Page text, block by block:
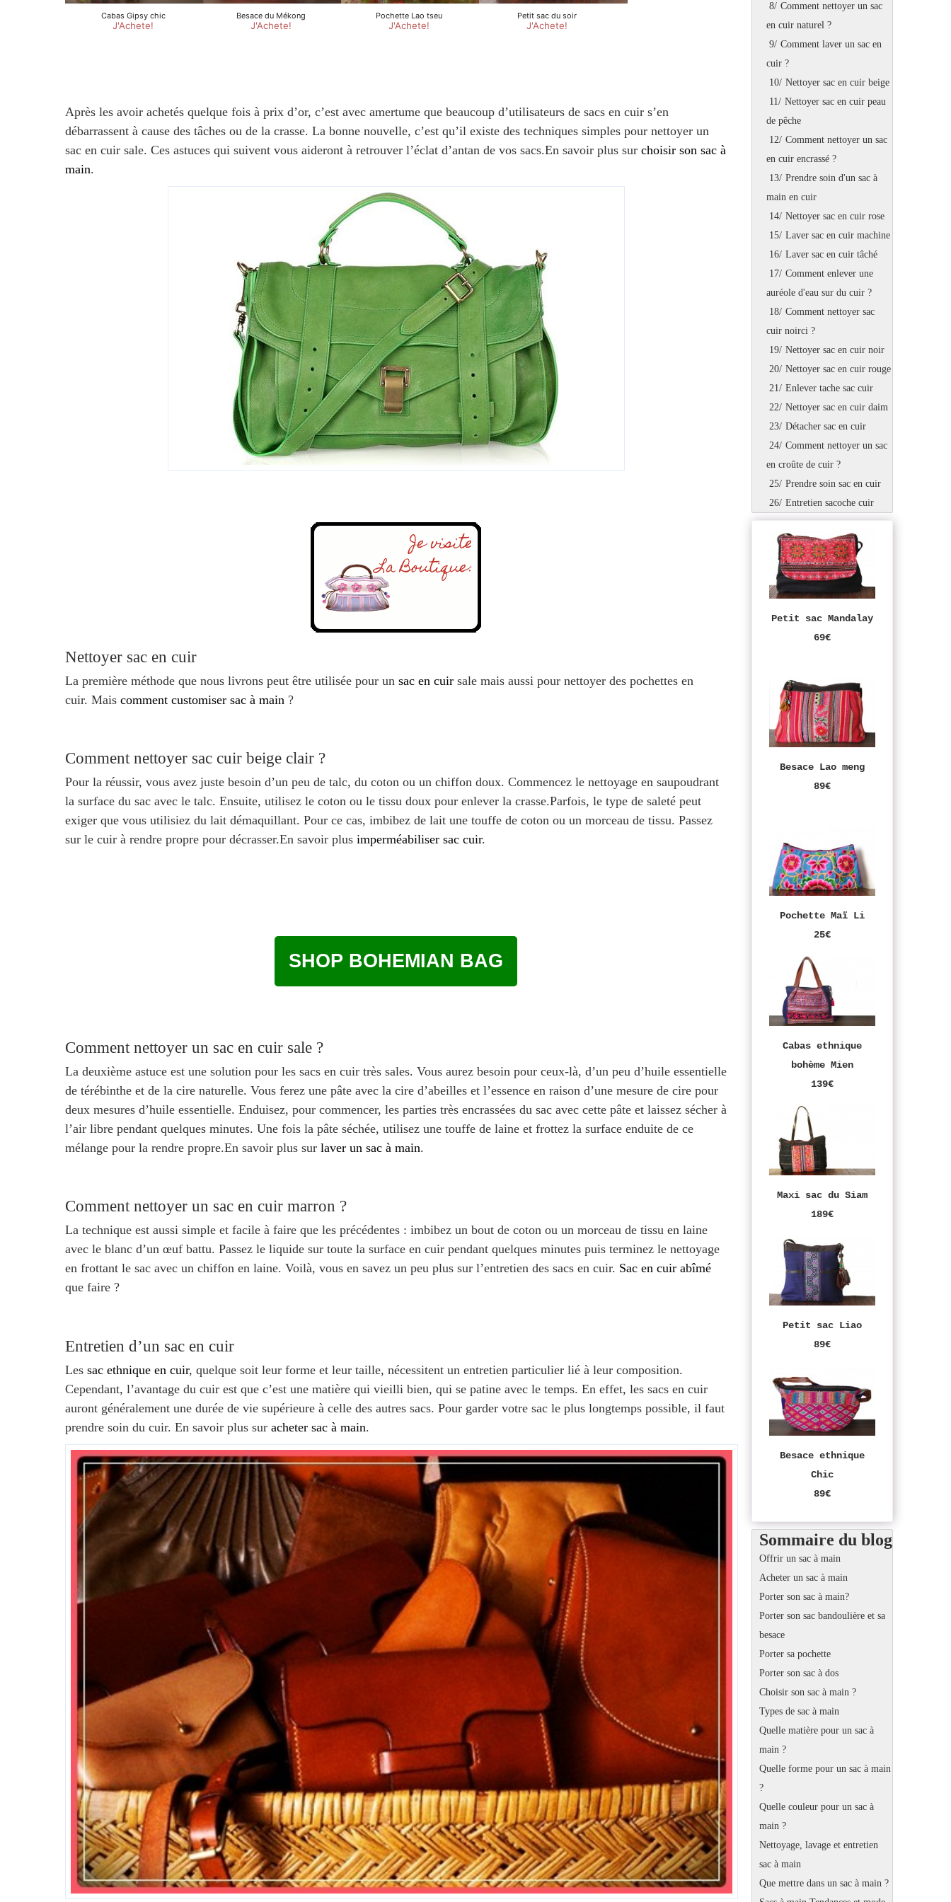
Après les avoir achetés quelque fois à prix d’or, c’est avec amertume que beaucoup d’utilisateurs de sacs en cuir s’en
débarrassent à cause des tâches ou de la crasse. La bonne nouvelle, c’est qu’il existe des techniques simples pour nettoyer un
sac en cuir sale. Ces astuces qui suivent vous aideront à retrouver l’éclat d’antan de vos sacs.En savoir plus sur choisir son sac à
main.
Nettoyer sac en cuir
La première méthode que nous livrons peut être utilisée pour un sac en cuir sale mais aussi pour nettoyer des pochettes en
cuir. Mais comment customiser sac à main ?
Comment nettoyer sac cuir beige clair ?
Pour la réussir, vous avez juste besoin d’un peu de talc, du coton ou un chiffon doux. Commencez le nettoyage en saupoudrant
la surface du sac avec le talc. Ensuite, utilisez le coton ou le tissu doux pour enlever la crasse.Parfois, le type de saleté peut
exiger que vous utilisiez du lait démaquillant. Pour ce cas, imbibez de lait une touffe de coton ou un morceau de tissu. Passez
sur le cuir à rendre propre pour décrasser.En savoir plus imperméabiliser sac cuir.
SHOP BOHEMIAN BAG
Comment nettoyer un sac en cuir sale ?
La deuxième astuce est une solution pour les sacs en cuir très sales. Vous aurez besoin pour ceux-là, d’un peu d’huile essentielle
de térébinthe et de la cire naturelle. Vous ferez une pâte avec la cire d’abeilles et l’essence en raison d’une mesure de cire pour
deux mesures d’huile essentielle. Enduisez, pour commencer, les parties très encrassées du sac avec cette pâte et laissez sécher à
l’air libre pendant quelques minutes. Une fois la pâte séchée, utilisez une touffe de laine et frottez la surface enduite de ce
mélange pour la rendre propre.En savoir plus sur laver un sac à main.
Comment nettoyer un sac en cuir marron ?
La technique est aussi simple et facile à faire que les précédentes : imbibez un bout de coton ou un morceau de tissu en laine
avec le blanc d’un œuf battu. Passez le liquide sur toute la surface en cuir pendant quelques minutes puis terminez le nettoyage
en frottant le sac avec un chiffon en laine. Voilà, vous en savez un peu plus sur l’entretien des sacs en cuir. Sac en cuir abîmé
que faire ?
Entretien d’un sac en cuir
Les sac ethnique en cuir, quelque soit leur forme et leur taille, nécessitent un entretien particulier lié à leur composition.
Cependant, l’avantage du cuir est que c’est une matière qui vieilli bien, qui se patine avec le temps. En effet, les sacs en cuir
auront généralement une durée de vie supérieure à celle des autres sacs. Pour garder votre sac le plus longtemps possible, il faut
prendre soin du cuir. En savoir plus sur acheter sac à main.
8/ Comment nettoyer un sac
en cuir naturel ?
9/ Comment laver un sac en
cuir ?
10/ Nettoyer sac en cuir beige
11/ Nettoyer sac en cuir peau
de pêche
12/ Comment nettoyer un sac
en cuir encrassé ?
13/ Prendre soin d'un sac à
main en cuir
14/ Nettoyer sac en cuir rose
15/ Laver sac en cuir machine
16/ Laver sac en cuir tâché
17/ Comment enlever une
auréole d'eau sur du cuir ?
18/ Comment nettoyer sac
cuir noirci ?
19/ Nettoyer sac en cuir noir
20/ Nettoyer sac en cuir rouge
21/ Enlever tache sac cuir
22/ Nettoyer sac en cuir daim
23/ Détacher sac en cuir
24/ Comment nettoyer un sac
en croûte de cuir ?
25/ Prendre soin sac en cuir
26/ Entretien sacoche cuir
Petit sac Mandalay
69€
Besace Lao meng
89€
Pochette Maï Li
25€
Cabas ethnique
bohème Mien
139€
Maxi sac du Siam
189€
Petit sac Liao
89€
Besace ethnique
Chic
89€
Sommaire du blog
Offrir un sac à main
Acheter un sac à main
Porter son sac à main?
Porter son sac bandoulière et sa
besace
Porter sa pochette
Porter son sac à dos
Choisir son sac à main ?
Types de sac à main
Quelle matière pour un sac à
main ?
Quelle forme pour un sac à main
?
Quelle couleur pour un sac à
main ?
Nettoyage, lavage et entretien
sac à main
Que mettre dans un sac à main ?